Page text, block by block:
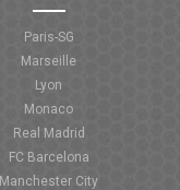
Paris-SG
Marseille
Lyon
Monaco
Real Madrid
FC Barcelona
Manchester City